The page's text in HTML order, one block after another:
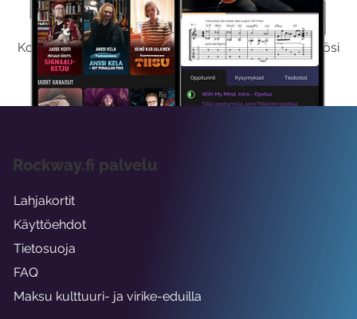
Kokeile Ilmaiseksi
Kokeilemalla ilmaiseksi saat koko sisältömme käyttöösi
viikon ajaksi.
Rockway.fi palvelu
Lahjakortit
Käyttöehdot
Tietosuoja
FAQ
Maksu kulttuuri- ja virike-eduilla